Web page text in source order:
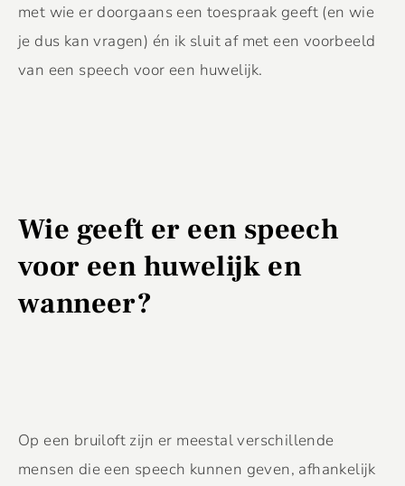
met wie er doorgaans een toespraak geeft (en wie
je dus kan vragen) én ik sluit af met een voorbeeld
van een speech voor een huwelijk.
Wie geeft er een speech
voor een huwelijk en
wanneer?
Op een bruiloft zijn er meestal verschillende
mensen die een speech kunnen geven, afhankelijk